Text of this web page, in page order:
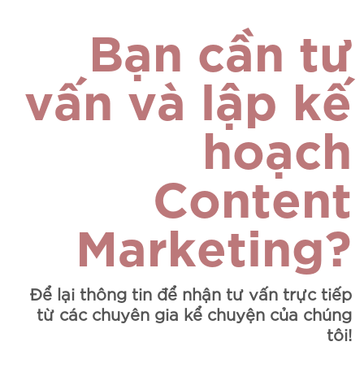
Bạn cần tư
vấn và lập kế
hoạch
Content
Marketing?
Để lại thông tin để nhận tư vấn trực tiếp
từ các chuyên gia kể chuyện của chúng
tôi!